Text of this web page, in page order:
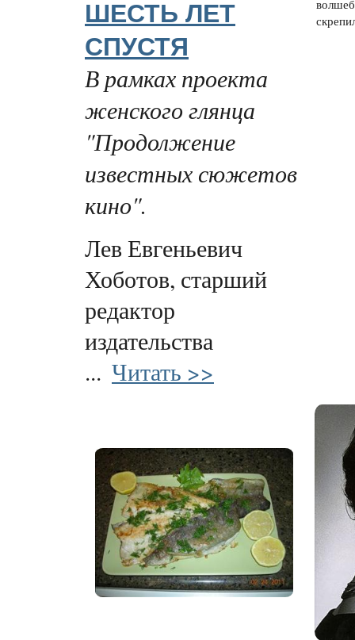
ШЕСТЬ ЛЕТ
СПУСТЯ
В рамках проекта
женского глянца
"Продолжение
известных сюжетов
кино".
Лев Евгеньевич
Хоботов, старший
редактор
издательства
... Читать >>